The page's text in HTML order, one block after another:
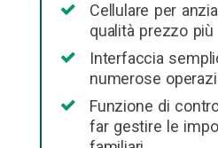
Cellulare per
qualità prezzo
Interfaccia
numerose
Funzione di
far gestire le